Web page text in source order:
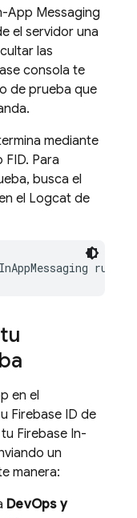
App Messaging
el servidor una
las
consola te
de prueba que
mediante
FID. Para
busca el
el Logcat de
en el
Firebase ID de
Firebase In-
un
manera:
DevOps y